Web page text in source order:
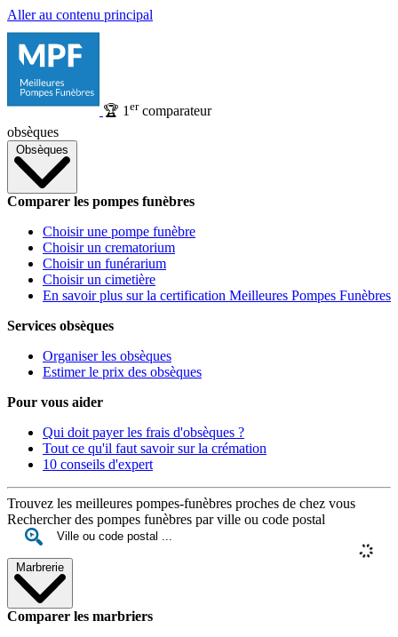
Aller au contenu principal
🏆 1 ercomparateur
obsèques
Obsèques
Comparer les pompes funèbres
Choisir une pompe funèbre
Choisir un crematorium
Choisir un funérarium
Choisir un cimetière
En savoir plus sur la certification Meilleures Pompes Funèbres
Services obsèques
Organiser les obsèques
Estimer le prix des obsèques
Pour vous aider
Qui doit payer les frais d'obsèques ?
Tout ce qu'il faut savoir sur la crémation
10 conseils d'expert
Trouvez les meilleures pompes-funèbres proches de chez vous
Rechercher des pompes funèbres par ville ou code postal
Marbrerie
Comparer les marbriers